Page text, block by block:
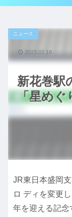
新花巻駅
「星め
ニュース
2023.02.18
JR東日本盛岡
ロ ディを変更
年を迎える記